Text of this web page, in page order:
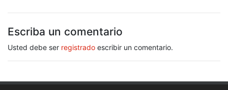
Escriba un comentario
Usted debe ser registrado escribir un comentario.